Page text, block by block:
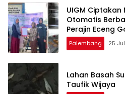
UIGM Ciptakan
Otomatis
Perajin Eceng
Palembang 25
Lahan Basah
Taufik Wijaya